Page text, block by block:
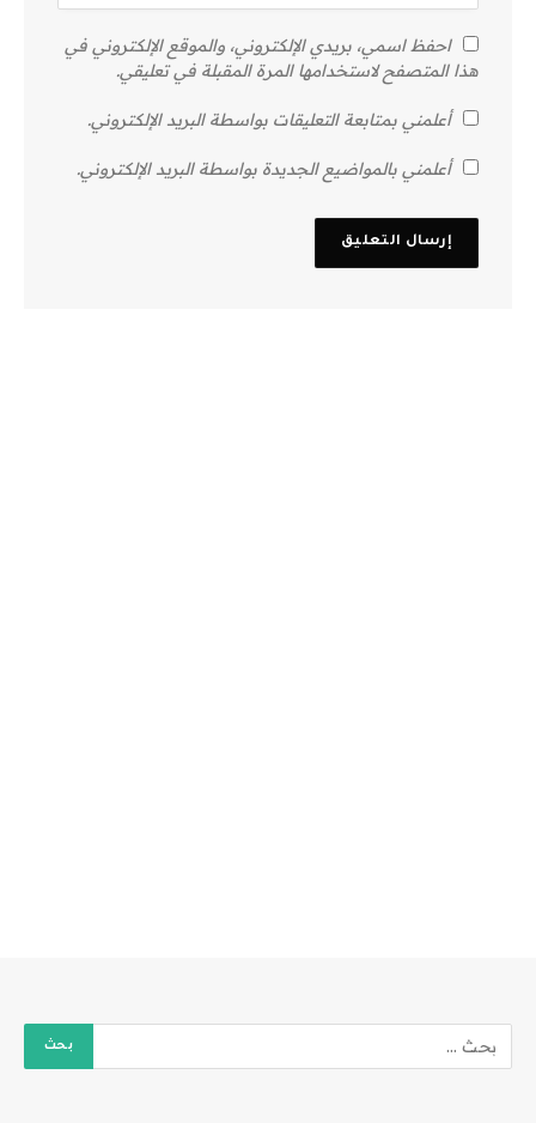
احفظ اسمي، بريدي الإلكتروني، والموقع الإلكتروني في
هذا المتصفح لاستخدامها المرة المقبلة في تعليقي.
أعلمني بمتابعة التعليقات بواسطة البريد الإلكتروني.
أعلمني بالمواضيع الجديدة بواسطة البريد الإلكتروني.